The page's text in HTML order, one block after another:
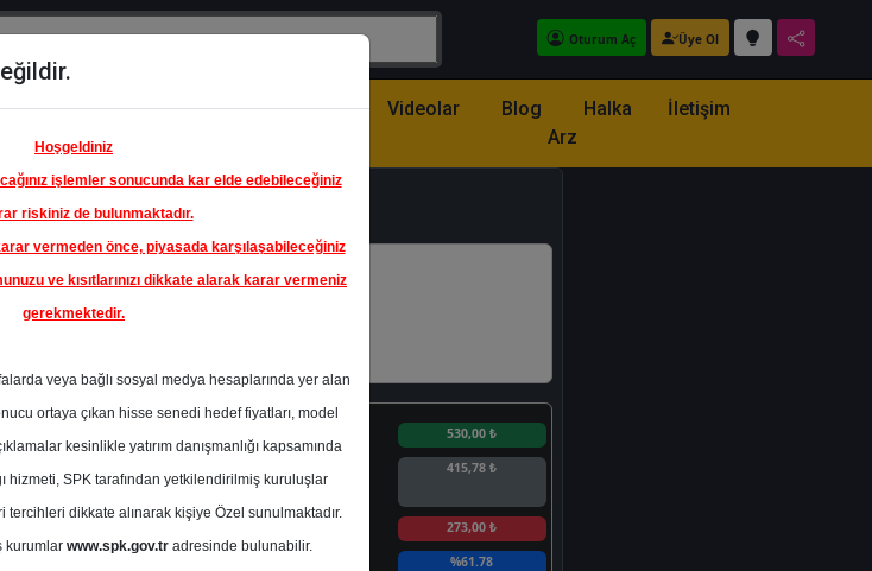
Oturum Aç Üye Ol
Öne
Raporlar Partnerlerimiz Videolar Blog
Halka
Arz
İletişim
En Yüksek Tahmin 530,00 ₺
Ortalama Fiyat
Tahmini
415,78 ₺
273,00 ₺
%61.78
Hoşgeldiniz
işlemler sonucunda kar elde edebileceğiniz
riskiniz de bulunmaktadır.
vermeden önce, piyasada karşılaşabileceğiniz
ve kısıtlarınızı dikkate alarak karar vermeniz
gerekmektedir.
veya bağlı sosyal medya hesaplarında yer alan
ortaya çıkan hisse senedi hedef fiyatları, model
kesinlikle yatırım danışmanlığı kapsamında
hizmeti, SPK tarafından yetkilendirilmiş kuruluşlar
tercihleri dikkate alınarak kişiye Özel sunulmaktadır.
kurumlar www.spk.gov.tradresinde bulunabilir.